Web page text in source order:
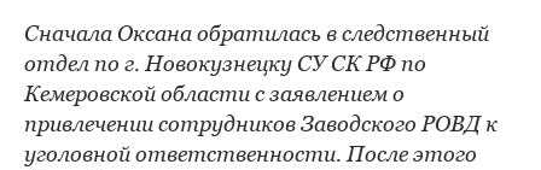
Сначала Оксана обратилась в следственный
отдел по г. Новокузнецку СУ СК РФ по
Кемеровской области с заявлением о
привлечении сотрудников Заводского РОВД к
уголовной ответственности. После этого